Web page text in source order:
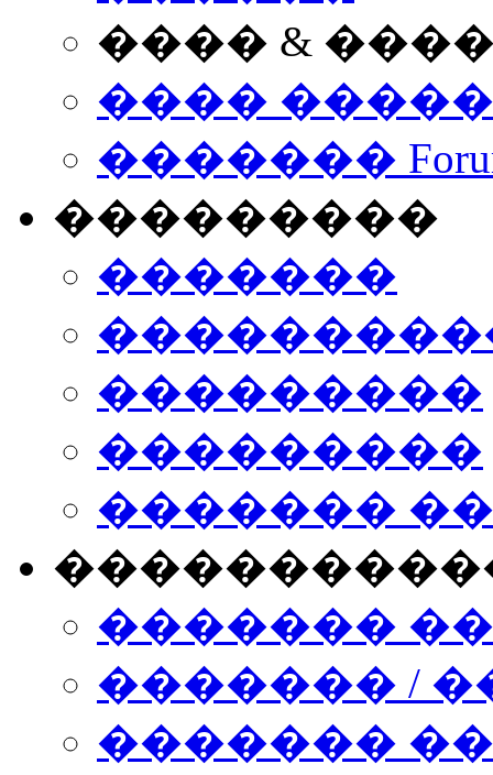
���� &
����
�������
���������
�������
���������
���������
�������
�������
������� /
�������